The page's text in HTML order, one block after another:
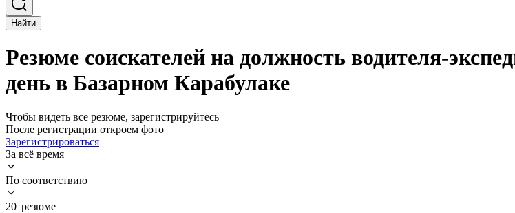
Найти
Резюме соискателей на должность водителя-
день в Базарном Карабулаке
Чтобы видеть все резюме, зарегистрируйтесь
После регистрации откроем фото
Зарегистрироваться
За всё время
По соответствию
20 резюме